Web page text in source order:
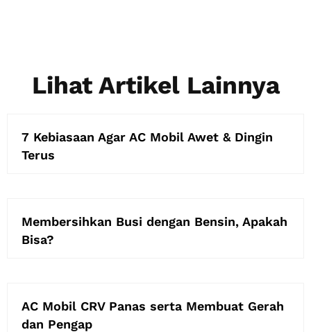
Lihat Artikel Lainnya
7 Kebiasaan Agar AC Mobil Awet & Dingin
Terus
Membersihkan Busi dengan Bensin, Apakah
Bisa?
AC Mobil CRV Panas serta Membuat Gerah
dan Pengap